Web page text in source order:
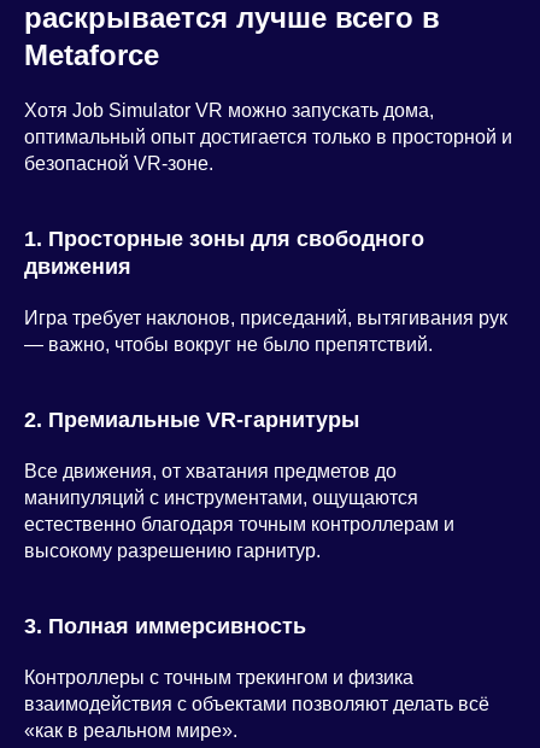
раскрывается лучше всего в
Metaforce
Хотя Job Simulator VR можно запускать дома,
оптимальный опыт достигается только в просторной и
безопасной VR-зоне.
1. Просторные зоны для свободного
движения
Игра требует наклонов, приседаний, вытягивания рук
— важно, чтобы вокруг не было препятствий.
2. Премиальные VR-гарнитуры
Все движения, от хватания предметов до
манипуляций с инструментами, ощущаются
естественно благодаря точным контроллерам и
высокому разрешению гарнитур.
3. Полная иммерсивность
Контроллеры с точным трекингом и физика
взаимодействия с объектами позволяют делать всё
«как в реальном мире».